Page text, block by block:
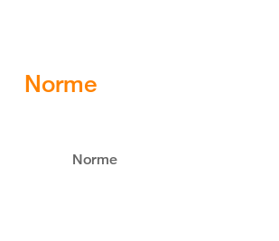
Norme
Norme